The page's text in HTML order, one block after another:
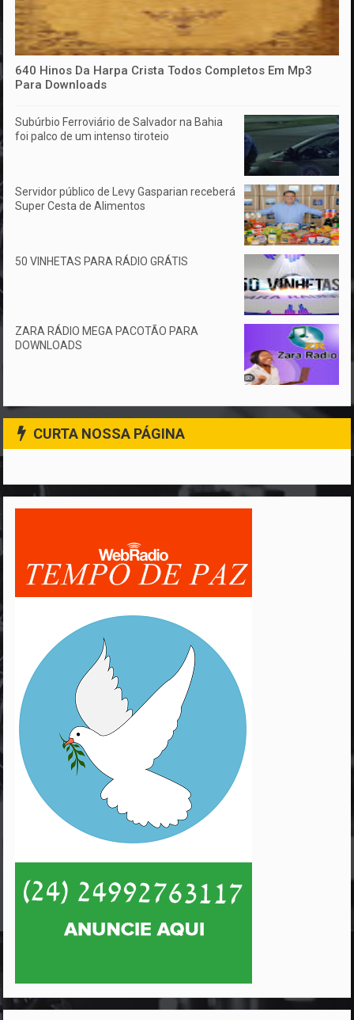
640 Hinos Da Harpa Crista Todos Completos Em Mp3
Para Downloads
Subúrbio Ferroviário de Salvador na Bahia
foi palco de um intenso tiroteio
Servidor público de Levy Gasparian receberá
Super Cesta de Alimentos
50 VINHETAS PARA RÁDIO GRÁTIS
ZARA RÁDIO MEGA PACOTÃO PARA
DOWNLOADS
CURTA NOSSA PÁGINA